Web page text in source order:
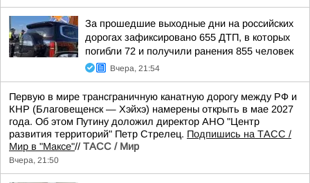
За прошедшие выходные дни на российских
дорогах зафиксировано 655 ДТП, в которых
погибли 72 и получили ранения 855 человек
Вчера, 21:54
Первую в мире трансграничную канатную дорогу между РФ и
КНР (Благовещенск — Хэйхэ) намерены открыть в мае 2027
года. Об этом Путину доложил директор АНО "Центр
развития территорий" Петр Стрелец. Подпишись на ТАСС /
Мир в "Максе"// ТАСС / Мир
Вчера, 21:50